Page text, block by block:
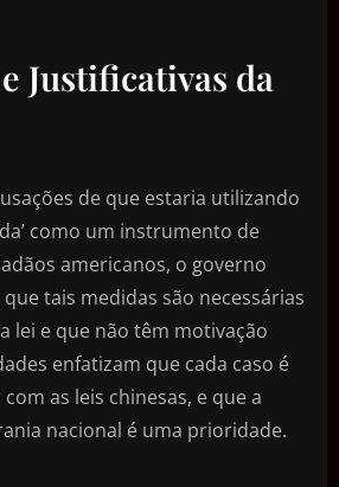
Justificativas da
de que estaria utilizando
como um instrumento de
americanos, o governo
tais medidas são necessárias
lei e que não têm motivação
enfatizam que cada caso é
as leis chinesas, e que a
nacional é uma prioridade.